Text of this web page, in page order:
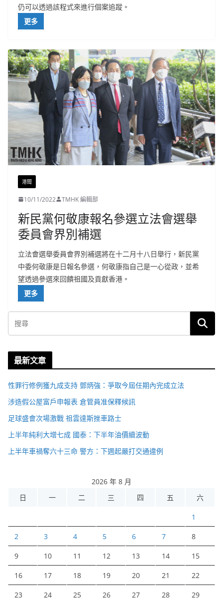
仍可以透過該程式來進行個案追蹤。
更多
港聞
10/11/2022 TMHK 編輯部
新民黨何敬康報名參選立法會選舉
委員會界別補選
立法會選舉委員會界別補選將在十二月十八日舉行，新民黨
中委何敬康是日報名參選，何敬康指自己是一心從政，並希
望透過參選來回饋祖國及貢獻香港。
更多
最新文章
性罪行修例獲九成支持 鄧炳強：爭取今屆任期內完成立法
涉造假公屋富戶申報表 倉管員准保釋候訊
足球盛會次場激戰 祖雲達斯挫車路士
上半年純利大增七成 國泰：下半年油價續波動
上半年車禍奪六十三命 警方：下週起嚴打交通違例
2026 年 8 月
日
一 二 三 四 五 六
1
2 3 4 5 6 7 8
9 10 11 12 13 14 15
16 17 18 19 20 21 22
23 24 25 26 27 28 29